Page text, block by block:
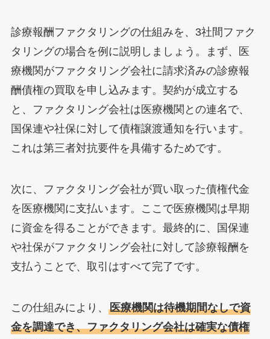
診療報酬ファクタリングの仕組みを、3社間ファク
タリングの場合を例に説明しましょう。まず、医
療機関がファクタリング会社に請求済みの診療報
酬債権の買取を申し込みます。契約が成立する
と、ファクタリング会社は医療機関との連名で、
国保連や社保に対して債権譲渡通知を行います。
これは第三者対抗要件を具備するためです。
次に、ファクタリング会社が買い取った債権代金
を医療機関に支払います。ここで医療機関は早期
に資金を得ることができます。最終的に、国保連
や社保がファクタリング会社に対して診療報酬を
支払うことで、取引はすべて完了です。
この仕組みにより、 医療機関は待機期間なしで資
金を調達でき、ファクタリング会社は確実な債権